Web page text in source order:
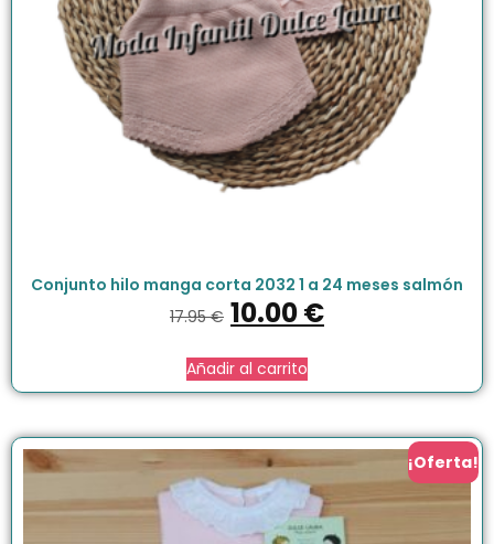
Conjunto hilo manga corta 2032 1 a 24 meses salmón
17.95€ 10.00€
Añadir al carrito
¡Oferta!